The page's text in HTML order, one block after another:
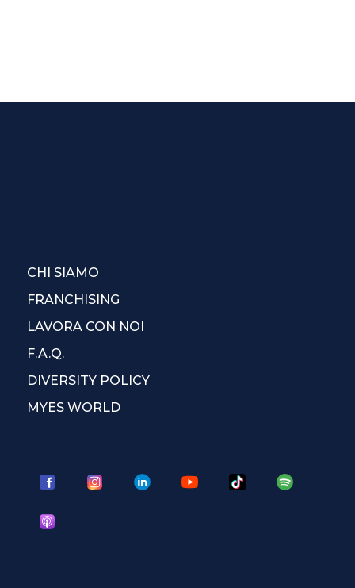
CHI SIAMO
FRANCHISING
LAVORA CON NOI
F.A.Q.
DIVERSITY POLICY
MYES WORLD